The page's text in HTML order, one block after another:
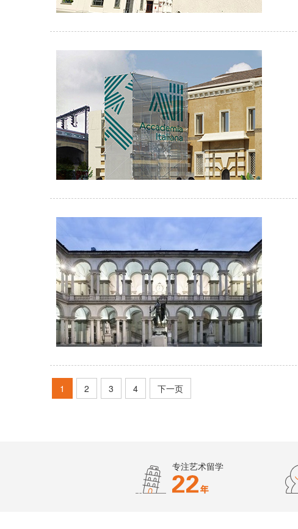
1 2 3 4 下一页
专注艺术留学